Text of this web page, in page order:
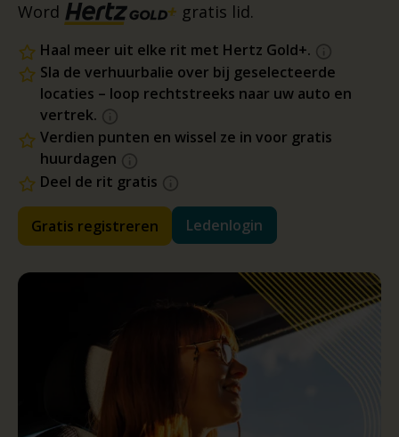
Word gratis lid.
Haal meer uit elke rit met Hertz Gold+.
Sla de verhuurbalie over bij geselecteerde
locaties – loop rechtstreeks naar uw auto en
vertrek.
Verdien punten en wissel ze in voor gratis
huurdagen
Deel de rit gratis
Gratis registreren Ledenlogin